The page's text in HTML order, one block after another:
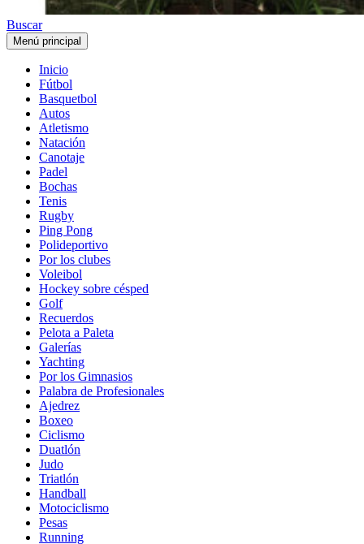
Buscar
Menú principal
Inicio
Fútbol
Basquetbol
Autos
Atletismo
Natación
Canotaje
Padel
Bochas
Tenis
Rugby
Ping Pong
Polideportivo
Por los clubes
Voleibol
Hockey sobre césped
Golf
Recuerdos
Pelota a Paleta
Galerías
Yachting
Por los Gimnasios
Palabra de Profesionales
Ajedrez
Boxeo
Ciclismo
Duatlón
Judo
Triatlón
Handball
Motociclismo
Pesas
Running